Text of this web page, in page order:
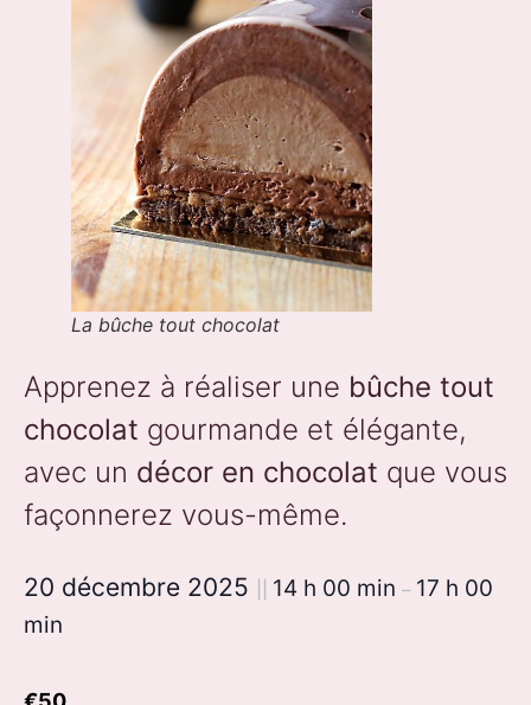
La bûche tout chocolat
Apprenez à réaliser une bûche tout
chocolat gourmande et élégante,
avec un décor en chocolat que vous
façonnerez vous-même.
20 décembre 2025 14 h 00 min – 17 h 00
min